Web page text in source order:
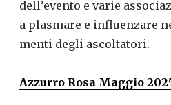
dell’evento e varie
a plasmare e influenzare
menti degli ascoltatori.
Azzurro Rosa Maggio